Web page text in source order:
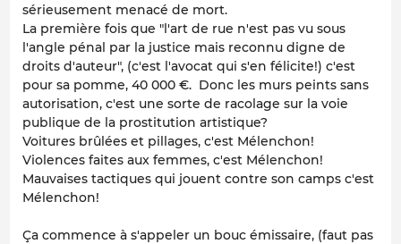
sérieusement menacé de mort.
La première fois que "l'art de rue n'est pas vu sous
l'angle pénal par la justice mais reconnu digne de
droits d'auteur", (c'est l'avocat qui s'en félicite!) c'est
pour sa pomme, 40 000 €. Donc les murs peints sans
autorisation, c'est une sorte de racolage sur la voie
publique de la prostitution artistique?
Voitures brûlées et pillages, c'est Mélenchon!
Violences faites aux femmes, c'est Mélenchon!
Mauvaises tactiques qui jouent contre son camps c'est
Mélenchon!
Ça commence à s'appeler un bouc émissaire, (faut pas